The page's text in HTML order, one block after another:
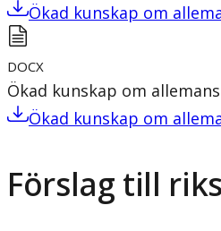
Ökad kunskap om
DOCX
Ökad kunskap om
Ökad kunskap om
Förslag till